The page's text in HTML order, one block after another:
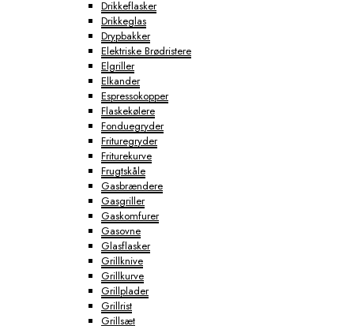
Drikkeflasker
Drikkeglas
Drypbakker
Elektriske Brødristere
Elgriller
Elkander
Espressokopper
Flaskekølere
Fonduegryder
Frituregryder
Friturekurve
Frugtskåle
Gasbrændere
Gasgriller
Gaskomfurer
Gasovne
Glasflasker
Grillknive
Grillkurve
Grillplader
Grillrist
Grillsæt